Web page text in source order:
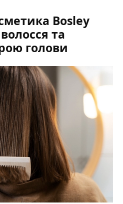
Bosley
та
голови